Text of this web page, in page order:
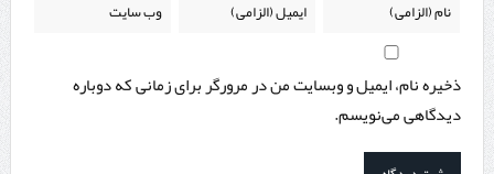
ذخیره نام، ایمیل و وبسایت من در مرورگر برای زمانی که دوباره
دیدگاهی می‌نویسم.